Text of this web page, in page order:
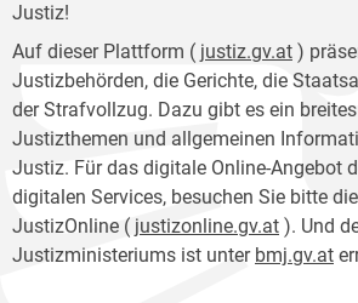
Justiz!
Auf dieser Plattform ( justiz.gv.at )
Justizbehörden, die Gerichte, die
der Strafvollzug. Dazu gibt es ein
Justizthemen und allgemeinen
Justiz. Für das digitale Online-Angebot
digitalen Services, besuchen Sie bitte
JustizOnline ( justizonline.gv.at ). Und
Justizministeriums ist unter bmj.gv.at